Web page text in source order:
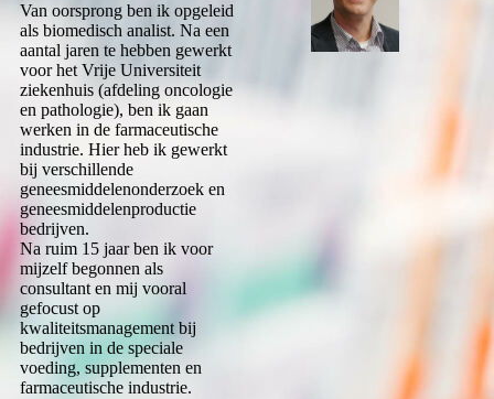
Van oorsprong ben ik opgeleid
als biomedisch analist. Na een
aantal jaren te hebben gewerkt
voor het Vrije Universiteit
ziekenhuis (afdeling oncologie
en pathologie), ben ik gaan
werken in de farmaceutische
industrie. Hier heb ik gewerkt
bij verschillende
geneesmiddelenonderzoek en
geneesmiddelenproductie
bedrijven.
Na ruim 15 jaar ben ik voor
mijzelf begonnen als
consultant en mij vooral
gefocust op
kwaliteitsmanagement bij
bedrijven in de speciale
voeding, supplementen en
farmaceutische industrie.